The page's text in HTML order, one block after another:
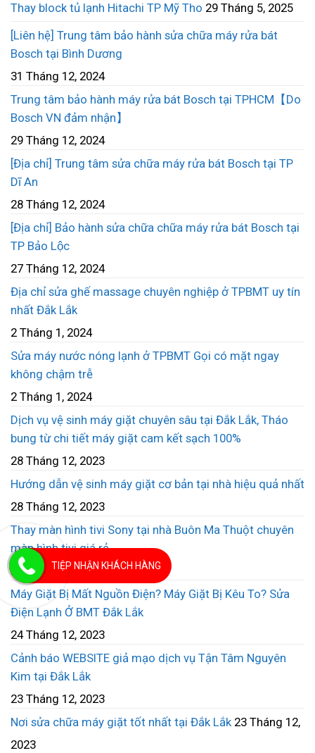
Thay block tủ lạnh Hitachi TP Mỹ Tho 29 Tháng 5, 2025
[Liên hệ] Trung tâm bảo hành sửa chữa máy rửa bát
Bosch tại Bình Dương
31 Tháng 12, 2024
Trung tâm bảo hành máy rửa bát Bosch tại TPHCM【Do
Bosch VN đảm nhận】
29 Tháng 12, 2024
[Địa chỉ] Trung tâm sửa chữa máy rửa bát Bosch tại TP
Dĩ An
28 Tháng 12, 2024
[Địa chỉ] Bảo hành sửa chữa chữa máy rửa bát Bosch tại
TP Bảo Lộc
27 Tháng 12, 2024
Địa chỉ sửa ghế massage chuyên nghiệp ở TPBMT uy tín
nhất Đắk Lắk
2 Tháng 1, 2024
Sửa máy nước nóng lạnh ở TPBMT Gọi có mặt ngay
không chậm trễ
2 Tháng 1, 2024
Dịch vụ vệ sinh máy giặt chuyên sâu tại Đắk Lắk, Tháo
bung từ chi tiết máy giặt cam kết sạch 100%
28 Tháng 12, 2023
Hướng dẫn vệ sinh máy giặt cơ bản tại nhà hiệu quả nhất
28 Tháng 12, 2023
Thay màn hình tivi Sony tại nhà Buôn Ma Thuột chuyên
màn hình tivi giá rẻ
26 Tháng 12, 2023
Máy Giặt Bị Mất Nguồn Điện? Máy Giặt Bị Kêu To? Sửa
Điện Lạnh Ở BMT Đắk Lắk
24 Tháng 12, 2023
Cảnh báo WEBSITE giả mạo dịch vụ Tận Tâm Nguyên
Kim tại Đắk Lắk
23 Tháng 12, 2023
Nơi sửa chữa máy giặt tốt nhất tại Đắk Lắk 23 Tháng 12,
2023
TIỆP NHẬN KHÁCH HÀNG